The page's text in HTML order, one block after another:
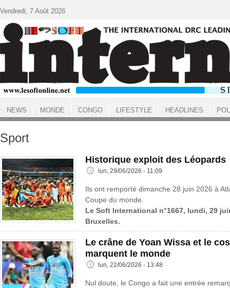
ACCUEIL
Sport
Historique exploit des Léopards
lun, 29/06/2026 - 11:09
Ils ont remporté dimanche 28 juin 2026 à
Coupe du monde.
Le Soft International n°1667, lundi, 29
Bruxelles.
Le crâne de Yoan Wissa et le
marquent le monde
lun, 22/06/2026 - 13:48
Nul doute, le Congo a fait une entrée
Vendredi, 7 Août 2026
NEWS MONDE CONGO LIFESTYLE HEADLINES